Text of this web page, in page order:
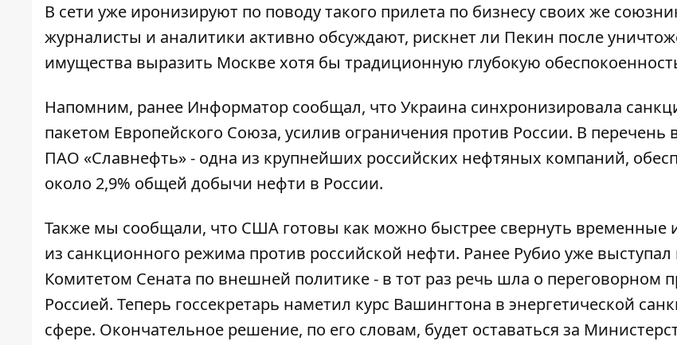
В сети уже иронизируют по поводу такого прилета по бизнесу своих же
журналисты и аналитики активно обсуждают, рискнет ли Пекин после
имущества выразить Москве хотя бы традиционную глубокую
Напомним, ранее Информатор сообщал, что Украина синхронизировала
пакетом Европейского Союза, усилив ограничения против России. В перечень
ПАО «Славнефть» - одна из крупнейших российских нефтяных компаний,
около 2,9% общей добычи нефти в России.
Также мы сообщали, что США готовы как можно быстрее свернуть временные
из санкционного режима против российской нефти. Ранее Рубио уже выступал
Комитетом Сената по внешней политике - в тот раз речь шла о переговорном
Россией. Теперь госсекретарь наметил курс Вашингтона в энергетической
сфере. Окончательное решение, по его словам, будет оставаться за